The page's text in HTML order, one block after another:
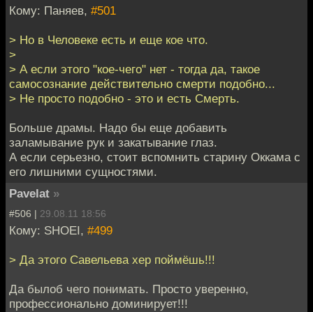
Кому: Паняев, #501
> Но в Человеке есть и еще кое что.
>
> А если этого "кое-чего" нет - тогда да, такое
самосознание действительно смерти подобно...
> Не просто подобно - это и есть Смерть.
Больше драмы. Надо бы еще добавить
заламывание рук и закатывание глаз.
А если серьезно, стоит вспомнить старину Оккама с
его лишними сущностями.
Pavelat »
#506 | 29.08.11 18:56
Кому: SHOEI, #499
> Да этого Савельева хер поймёшь!!!
Да былоб чего понимать. Просто уверенно,
профессионально доминирует!!!